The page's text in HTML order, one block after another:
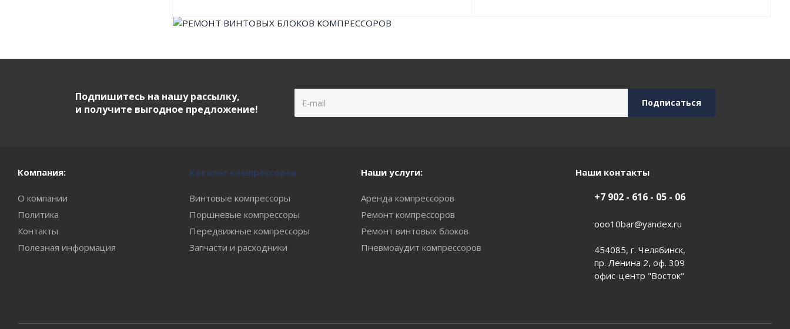
Подпишитесь на нашу рассылку,
и получите выгодное предложение!
Компания:
О компании
Политика
Контакты
Полезная информация
Каталог компрессоров
Винтовые компрессоры
Поршневые компрессоры
Передвижные компрессоры
Запчасти и расходники
Наши услуги:
Аренда компрессоров
Ремонт компрессоров
Ремонт винтовых блоков
Пневмоаудит компрессоров
Наши контакты
+7 902 - 616 - 05 - 06
ooo10bar@yandex.ru
454085, г. Челябинск,
пр. Ленина 2, оф. 309
офис-центр "Восток"